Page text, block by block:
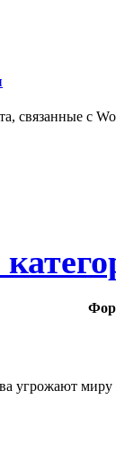
связанные с
угрожают